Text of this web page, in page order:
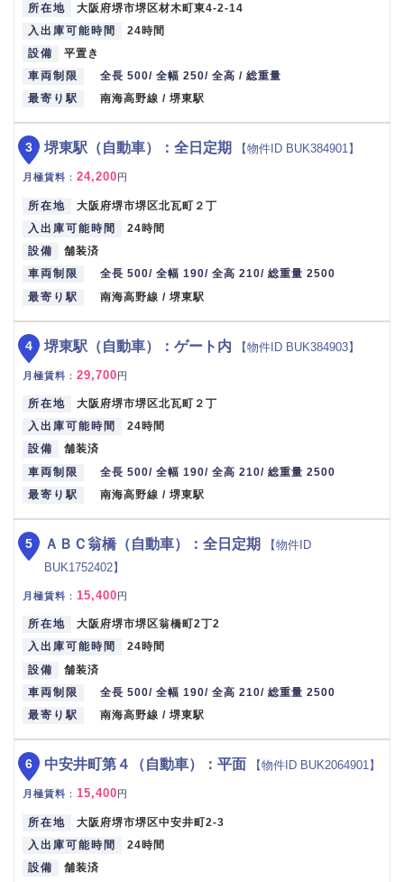
所在地
大阪府堺市堺区材木町東4-2-14
入出庫可能時間
24時間
設備
平置き
車両制限
全長 500/ 全幅 250/ 全高 / 総重量
最寄り駅
南海高野線 / 堺東駅
堺東駅（自動車）：全日定期 【物件ID BUK384901】
月極賃料 ： 24,200 円
所在地
大阪府堺市堺区北瓦町２丁
入出庫可能時間
24時間
設備
舗装済
車両制限
全長 500/ 全幅 190/ 全高 210/ 総重量 2500
最寄り駅
南海高野線 / 堺東駅
3
堺東駅（自動車）：ゲート内 【物件ID BUK384903】
月極賃料 ： 29,700円
所在地
大阪府堺市堺区北瓦町２丁
入出庫可能時間
24時間
設備
舗装済
車両制限
全長 500/ 全幅 190/ 全高 210/ 総重量 2500
最寄り駅
南海高野線 / 堺東駅
4
ＡＢＣ翁橋（自動車）：全日定期
【物件ID
BUK1752402】
月極賃料 ： 15,400円
所在地
大阪府堺市堺区翁橋町2丁2
入出庫可能時間
24時間
設備
舗装済
車両制限
全長 500/ 全幅 190/ 全高 210/ 総重量 2500
最寄り駅
南海高野線 / 堺東駅
5
中安井町第４（自動車）：平面 【物件ID BUK2064901】
月極賃料 ： 15,400円
所在地
大阪府堺市堺区中安井町2-3
入出庫可能時間
24時間
設備
舗装済
6